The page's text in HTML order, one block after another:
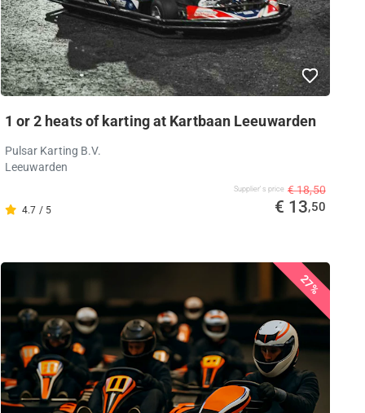
1 or 2 heats of karting at Kartbaan Leeuwarden
Pulsar Karting B.V.
Leeuwarden
4.7 / 5
Supplier's price € 18,50
€ 13,50
27%